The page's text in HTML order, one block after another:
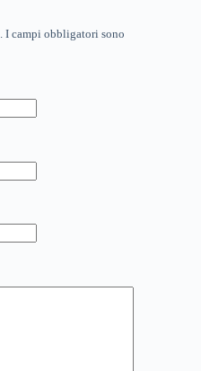
I campi obbligatori sono